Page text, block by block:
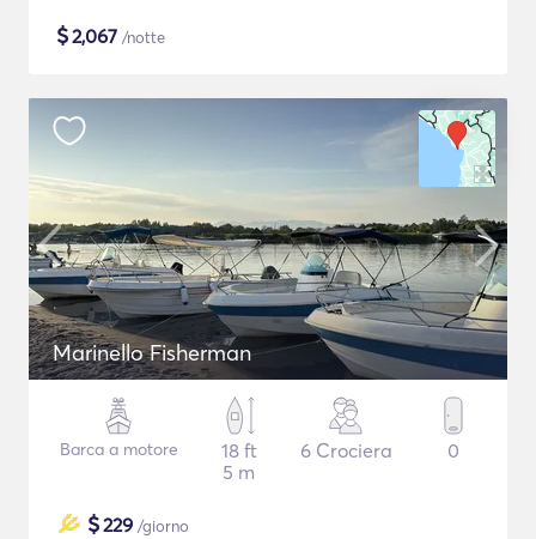
$2,067 /notte
Marinello Fisherman
Barca a motore
18 ft
5 m
6 Crociera 0
$229 /giorno